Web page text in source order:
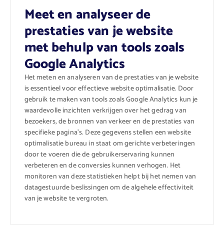
Meet en analyseer de
prestaties van je website
met behulp van tools zoals
Google Analytics
Het meten en analyseren van de prestaties van je website
is essentieel voor effectieve website optimalisatie. Door
gebruik te maken van tools zoals Google Analytics kun je
waardevolle inzichten verkrijgen over het gedrag van
bezoekers, de bronnen van verkeer en de prestaties van
specifieke pagina’s. Deze gegevens stellen een website
optimalisatie bureau in staat om gerichte verbeteringen
door te voeren die de gebruikerservaring kunnen
verbeteren en de conversies kunnen verhogen. Het
monitoren van deze statistieken helpt bij het nemen van
datagestuurde beslissingen om de algehele effectiviteit
van je website te vergroten.